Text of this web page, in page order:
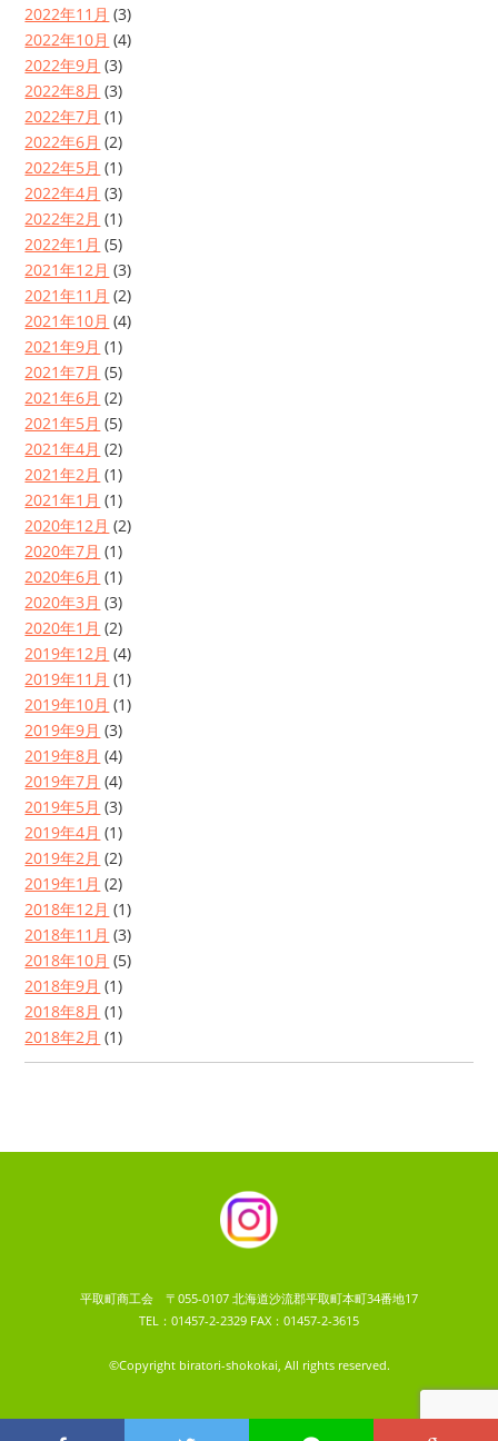
2022年11月 (3)
2022年10月 (4)
2022年9月 (3)
2022年8月 (3)
2022年7月 (1)
2022年6月 (2)
2022年5月 (1)
2022年4月 (3)
2022年2月 (1)
2022年1月 (5)
2021年12月 (3)
2021年11月 (2)
2021年10月 (4)
2021年9月 (1)
2021年7月 (5)
2021年6月 (2)
2021年5月 (5)
2021年4月 (2)
2021年2月 (1)
2021年1月 (1)
2020年12月 (2)
2020年7月 (1)
2020年6月 (1)
2020年3月 (3)
2020年1月 (2)
2019年12月 (4)
2019年11月 (1)
2019年10月 (1)
2019年9月 (3)
2019年8月 (4)
2019年7月 (4)
2019年5月 (3)
2019年4月 (1)
2019年2月 (2)
2019年1月 (2)
2018年12月 (1)
2018年11月 (3)
2018年10月 (5)
2018年9月 (1)
2018年8月 (1)
2018年2月 (1)
平取町商工会 〒055-0107 北海道沙流郡平取町本町34番地17
TEL：01457-2-2329 FAX：01457-2-3615
©Copyright biratori-shokokai, All rights reserved.